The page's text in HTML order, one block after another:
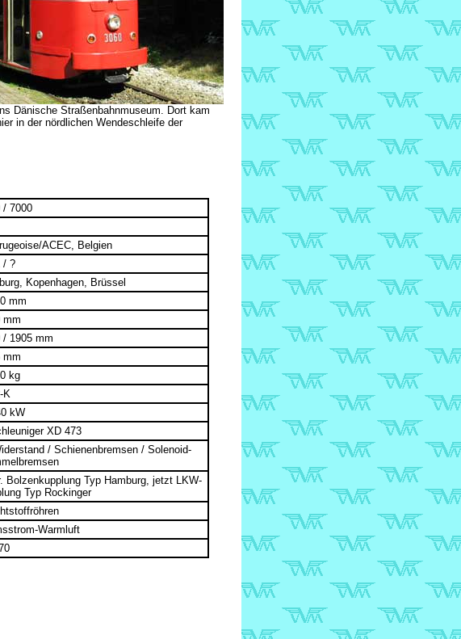
Dänische Straßenbahnmuseum. Dort kam
in der nördlichen Wendeschleife der
/ 7000
ACEC, Belgien
/ ?
Kopenhagen, Brüssel
mm
mm
/ 1905 mm
mm
kg
K
kW
XD 473
/ Schienenbremsen / Solenoid-
Bolzenkupplung Typ Hamburg, jetzt LKW-
Typ Rockinger
Warmluft